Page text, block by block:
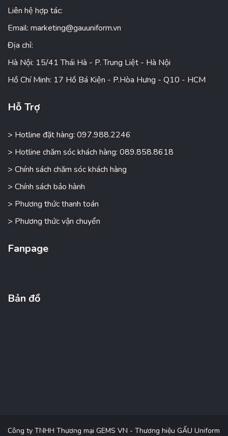
Liên hệ hợp tác:
Email: marketing@gauuniform.vn
Địa chỉ:
Hà Nội: 15/41 Thái Hà - P. Trung Liệt - Hà Nội
Hồ Chí Minh: 17 Hồ Bá Kiện - P.Hòa Hưng - Q10 - HCM
Hỗ Trợ
> Hotline đặt hàng: 097.988.2246
> Hotline chăm sóc khách hàng: 089.858.8618
> Chính sách chăm sóc khách hàng
> Chính sách bảo hành
> Phương thức thanh toán
> Phương thức vận chuyển
Fanpage
Bản đồ
Công ty TNHH Thương mại GEMS VN - Thương hiệu GẤU Uniform